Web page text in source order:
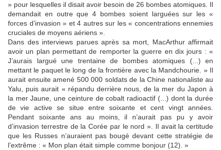
» pour lesquelles il disait avoir besoin de 26 bombes atomiques. Il
demandait en outre que 4 bombes soient larguées sur les «
forces d’invasion » et 4 autres sur les « concentrations ennemies
cruciales de moyens aériens ».
Dans des interviews parues après sa mort, MacArthur affirmait
avoir un plan permettant de remporter la guerre en dix jours : «
J’aurais largué une trentaine de bombes atomiques (...) en
mettant le paquet le long de la frontière avec la Mandchourie. » Il
aurait ensuite amené 500 000 soldats de la Chine nationaliste au
Yalu, puis aurait « répandu derrière nous, de la mer du Japon à
la mer Jaune, une ceinture de cobalt radioactif (...) dont la durée
de vie active se situe entre soixante et cent vingt années.
Pendant soixante ans au moins, il n’aurait pas pu y avoir
d’invasion terrestre de la Corée par le nord ». Il avait la certitude
que les Russes n’auraient pas bougé devant cette stratégie de
l’extrême : « Mon plan était simple comme bonjour (12). »